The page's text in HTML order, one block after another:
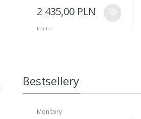
2 435,00 PLN
brutto
Bestsellery
Monitory